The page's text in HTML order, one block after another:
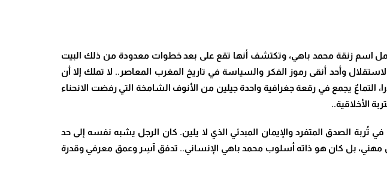
اسم زنقة محمد باهي، وتكتشف أنها تقع على بعد خطوات معدودة من ذلك البيت
وأحد أنقى رموز الفكر والسياسة في تاريخ المغرب المعاصر.. لا تملك إلا أن
التماعٌ يجمع في رقعة جغرافية واحدة جيلين من الأنوف الشامخة التي رفضت الانحناء
الأخلاقية..
الصدق المتفرد والإيمان المبدئي الذي لا يلين. كان الرجل يشبه نفسه إلى حد
مهني، بل كان هو ذاته أسلوب محمد باهي الإنساني.. تدفق آسِر وعمق معرفي وقدرة